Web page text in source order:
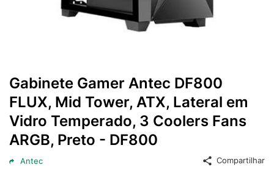
Gabinete Gamer Antec DF800
FLUX, Mid Tower, ATX, Lateral em
Vidro Temperado, 3 Coolers Fans
ARGB, Preto - DF800
Antec Compartilhar